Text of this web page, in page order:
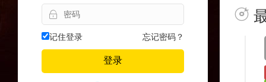
记住登录 忘记密码？
登录